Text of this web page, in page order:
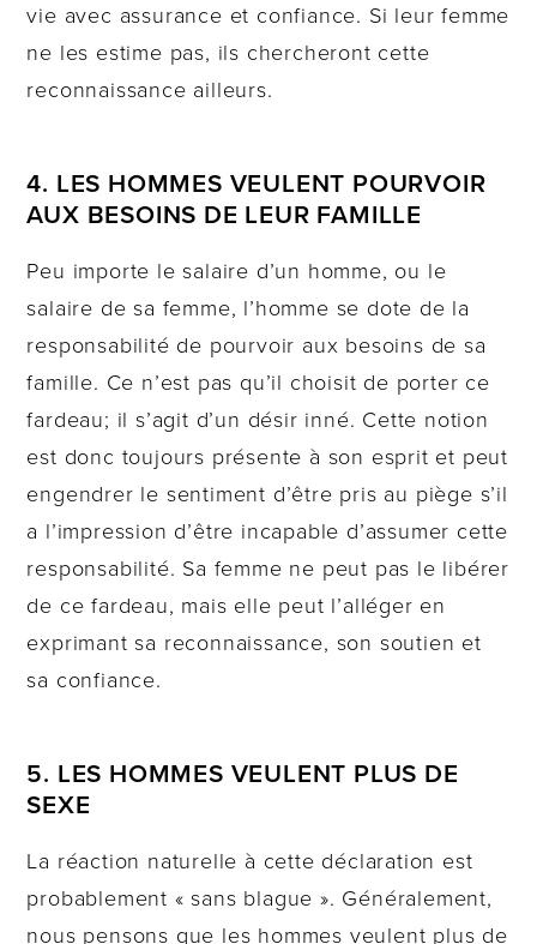
vie avec assurance et confiance. Si leur femme
ne les estime pas, ils chercheront cette
reconnaissance ailleurs.
4. LES HOMMES VEULENT POURVOIR
AUX BESOINS DE LEUR FAMILLE
Peu importe le salaire d’un homme, ou le
salaire de sa femme, l’homme se dote de la
responsabilité de pourvoir aux besoins de sa
famille. Ce n’est pas qu’il choisit de porter ce
fardeau; il s’agit d’un désir inné. Cette notion
est donc toujours présente à son esprit et peut
engendrer le sentiment d’être pris au piège s’il
a l’impression d’être incapable d’assumer cette
responsabilité. Sa femme ne peut pas le libérer
de ce fardeau, mais elle peut l’alléger en
exprimant sa reconnaissance, son soutien et
sa confiance.
5. LES HOMMES VEULENT PLUS DE
SEXE
La réaction naturelle à cette déclaration est
probablement « sans blague ». Généralement,
nous pensons que les hommes veulent plus de